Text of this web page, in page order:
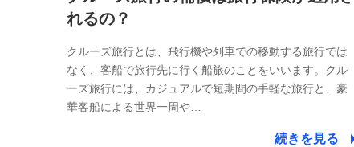
れるの？
クルーズ旅行とは、飛行機や列車での移動する旅行では
なく、客船で旅行先に行く船旅のことをいいます。クル
ーズ旅行には、カジュアルで短期間の手軽な旅行と、豪
華客船による世界一周や…
続きを見る